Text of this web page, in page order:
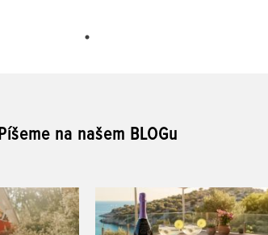
Píšeme na našem BLOGu